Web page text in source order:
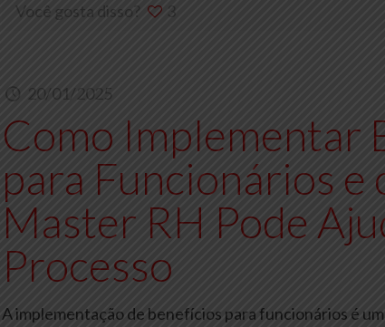
Você gosta disso? 3
20/01/2025
Como Implementar
para Funcionários e
Master RH Pode
Processo
A implementação de benefícios para funcionários é